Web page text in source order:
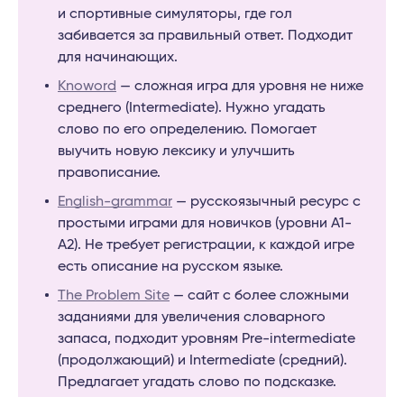
и спортивные симуляторы, где гол
забивается за правильный ответ. Подходит
для начинающих.
Knoword — сложная игра для уровня не ниже
среднего (Intermediate). Нужно угадать
слово по его определению. Помогает
выучить новую лексику и улучшить
правописание.
English-grammar — русскоязычный ресурс с
простыми играми для новичков (уровни A1-
A2). Не требует регистрации, к каждой игре
есть описание на русском языке.
The Problem Site — сайт с более сложными
заданиями для увеличения словарного
запаса, подходит уровням Pre-intermediate
(продолжающий) и Intermediate (средний).
Предлагает угадать слово по подсказке.